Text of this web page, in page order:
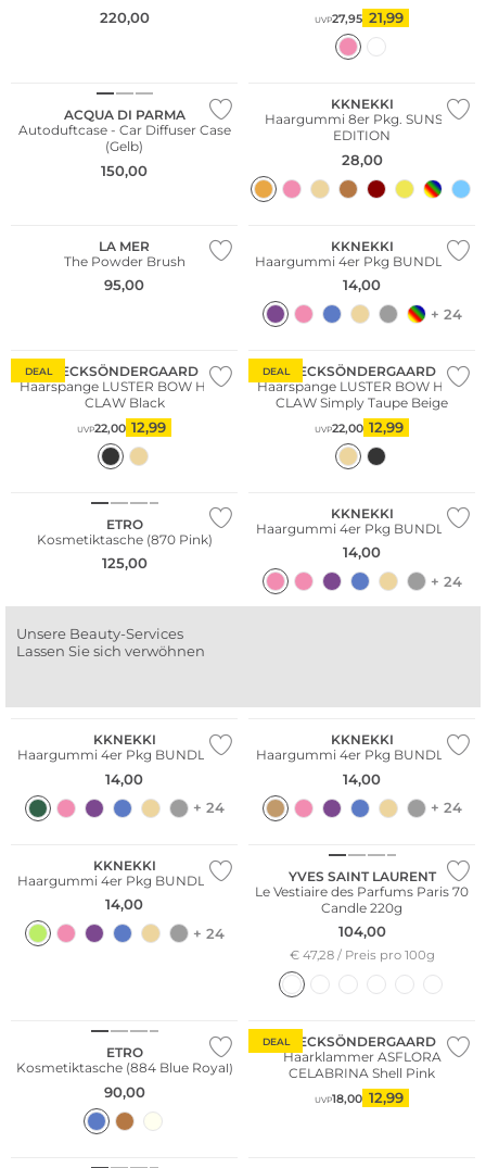
220,00 UVP27,95 21,99
ACQUA DI PARMA
Autoduftcase - Car Diffuser Case
(Gelb)
150,00
KKNEKKI
Haargummi 8er Pkg. SUNSET
EDITION
28,00
LA MER
The Powder Brush
95,00
Multi Pack
KKNEKKI
Haargummi 4er Pkg BUNDLE 36
14,00
+ 24
DEALBECKSÖNDERGAARD
Haarspange LUSTER BOW HAIR
CLAW Black
UVP22,00 12,99
DEALBECKSÖNDERGAARD
Haarspange LUSTER BOW HAIR
CLAW Simply Taupe Beige
UVP22,00 12,99
ETRO
Kosmetiktasche (870 Pink)
125,00
KKNEKKI
Haargummi 4er Pkg BUNDLE 61
14,00
+ 24
Unsere Beauty-Services
Lassen Sie sich verwöhnen
KKNEKKI
Haargummi 4er Pkg BUNDLE 35
14,00
+ 24
KKNEKKI
Haargummi 4er Pkg BUNDLE 10
14,00
+ 24
Multi Pack
KKNEKKI
Haargummi 4er Pkg BUNDLE 47
14,00
+ 24
YVES SAINT LAURENT
Le Vestiaire des Parfums Paris 70
Candle 220g
104,00
€ 47,28 / Preis pro 100g
ETRO
Kosmetiktasche (884 Blue Royal)
90,00
DEALBECKSÖNDERGAARD
Haarklammer ASFLORA
CELABRINA Shell Pink
UVP18,00 12,99
Limited Edition